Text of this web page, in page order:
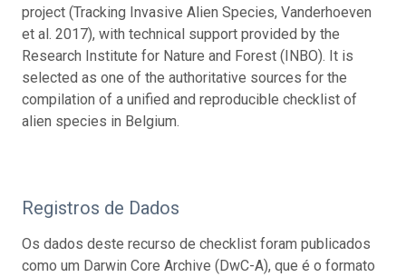
project (Tracking Invasive Alien Species, Vanderhoeven
et al. 2017), with technical support provided by the
Research Institute for Nature and Forest (INBO). It is
selected as one of the authoritative sources for the
compilation of a unified and reproducible checklist of
alien species in Belgium.
Registros de Dados
Os dados deste recurso de checklist foram publicados
como um Darwin Core Archive (DwC-A), que é o formato